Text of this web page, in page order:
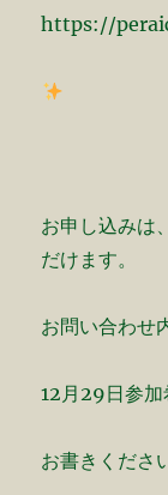
https://
お申し込みは
だけます。
お問い合わせ
12月29日参加
お書きくださ